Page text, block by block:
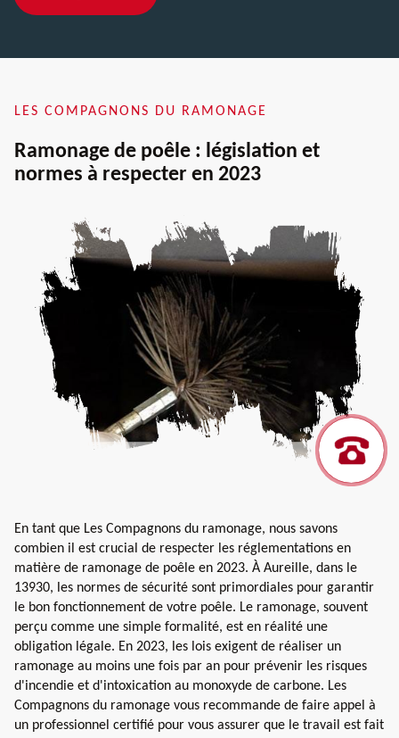
LES COMPAGNONS DU RAMONAGE
Ramonage de poêle : législation et
normes à respecter en 2023
En tant que Les Compagnons du ramonage, nous savons
combien il est crucial de respecter les réglementations en
matière de ramonage de poêle en 2023. À Aureille, dans le
13930, les normes de sécurité sont primordiales pour garantir
le bon fonctionnement de votre poêle. Le ramonage, souvent
perçu comme une simple formalité, est en réalité une
obligation légale. En 2023, les lois exigent de réaliser un
ramonage au moins une fois par an pour prévenir les risques
d'incendie et d'intoxication au monoxyde de carbone. Les
Compagnons du ramonage vous recommande de faire appel à
un professionnel certifié pour vous assurer que le travail est fait